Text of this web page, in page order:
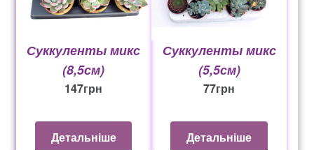
Суккуленты микс
(8,5см)
147грн
Детальніше
Суккуленты микс
(5,5см)
77грн
Детальніше